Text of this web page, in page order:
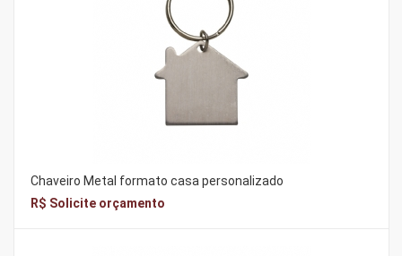
Chaveiro Metal formato casa personalizado
R$ Solicite orçamento